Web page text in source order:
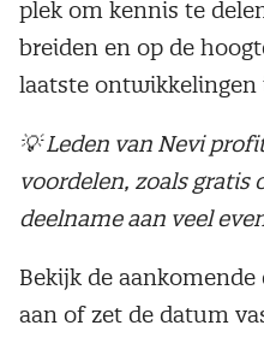
plek om kennis te
breiden en op de
laatste ontwikkelingen
💡 Leden van Nevi
voordelen, zoals gratis
deelname aan veel
Bekijk de
aan of zet de datum